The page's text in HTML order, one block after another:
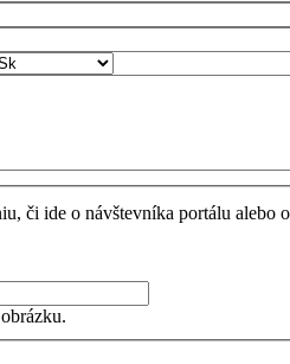
či ide o návštevníka portálu alebo